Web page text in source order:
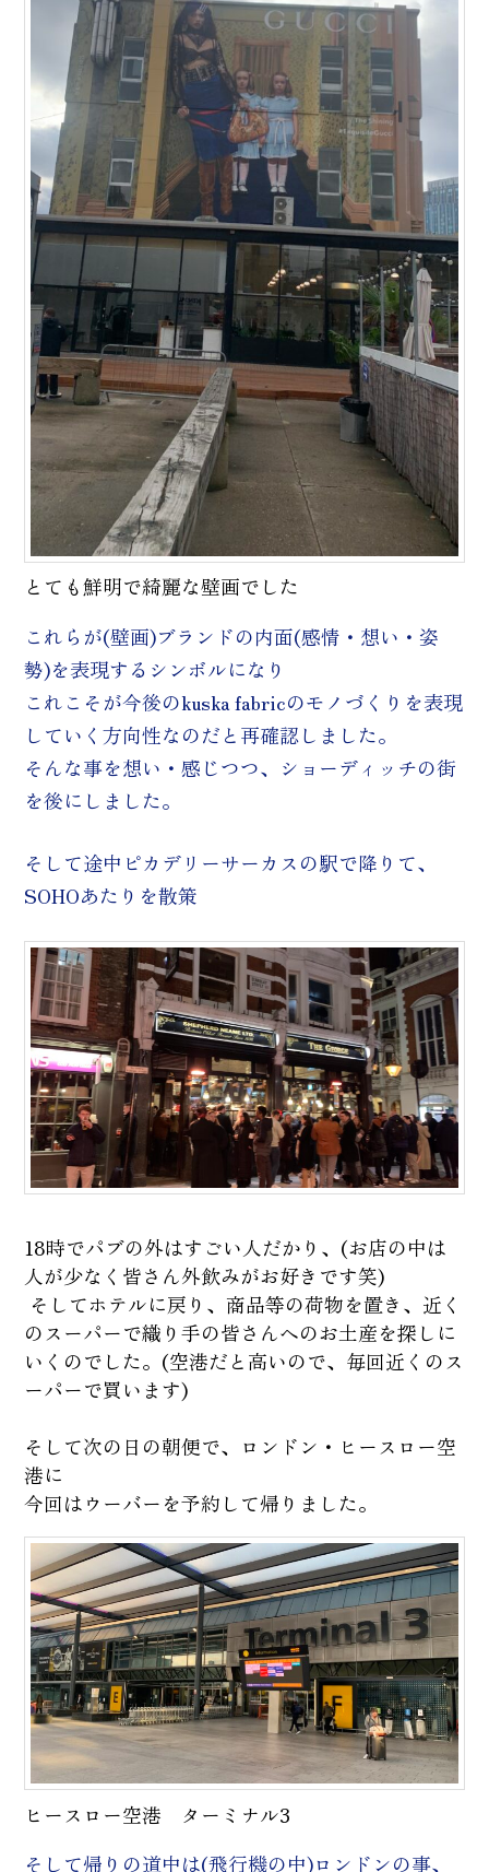
とても鮮明で綺麗な壁画でした
これらが(壁画)ブランドの内面(感情・想い・姿
勢)を表現するシンボルになり
これこそが今後のkuska fabricのモノづくりを表現
していく方向性なのだと再確認しました。
そんな事を想い・感じつつ、ショーディッチの街
を後にしました。
そして途中ピカデリーサーカスの駅で降りて、
SOHOあたりを散策
18時でパブの外はすごい人だかり、(お店の中は
人が少なく皆さん外飲みがお好きです笑)
そしてホテルに戻り、商品等の荷物を置き、近く
のスーパーで織り手の皆さんへのお土産を探しに
いくのでした。(空港だと高いので、毎回近くのス
ーパーで買います)
そして次の日の朝便で、ロンドン・ヒースロー空
港に
今回はウーバーを予約して帰りました。
ヒースロー空港 ターミナル3
そして帰りの道中は(飛行機の中)ロンドンの事、